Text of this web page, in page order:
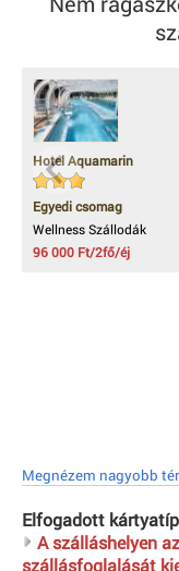
Hotel Aquamarin
Egyedi csomag
Wellness Szállodák
96 000 Ft/2fő/éj
Megnézem nagyobb
Elfogadott
A szálláshelyen
szállásfoglalását